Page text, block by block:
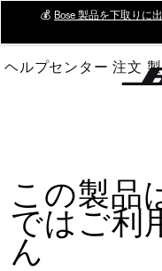
Main
💰 Bose 製品を下取りに
ヘルプセンター 注文
この製品
ではご利
ん